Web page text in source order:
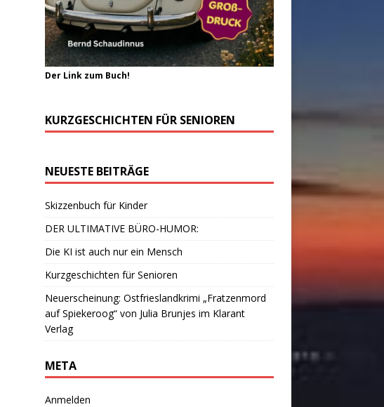
Der Link zum Buch!
KURZGESCHICHTEN FÜR SENIOREN
NEUESTE BEITRÄGE
Skizzenbuch für Kinder
DER ULTIMATIVE BÜRO-HUMOR:
Die KI ist auch nur ein Mensch
Kurzgeschichten für Senioren
Neuerscheinung: Ostfrieslandkrimi „Fratzenmord
auf Spiekeroog“ von Julia Brunjes im Klarant
Verlag
META
Anmelden